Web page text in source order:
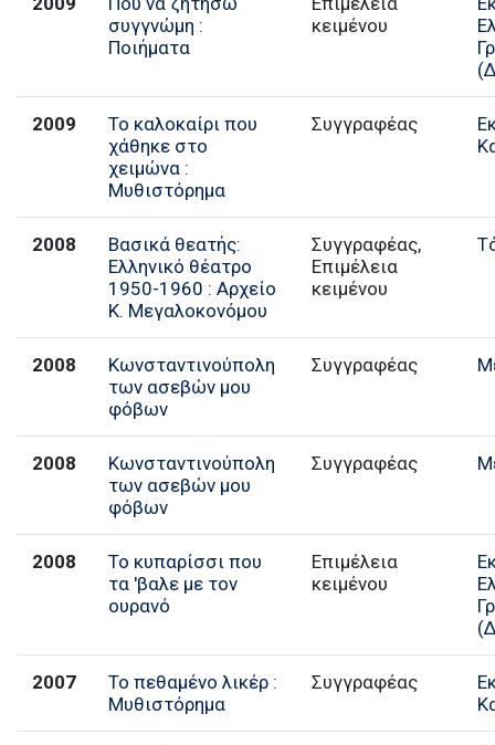
συγγνώμη :
Ποιήματα
κειμένου
2009
Το καλοκαίρι που
χάθηκε στο
χειμώνα :
Μυθιστόρημα
Συγγραφέας
2008
Βασικά θεατής:
Ελληνικό θέατρο
1950-1960 : Αρχείο
Κ. Μεγαλοκονόμου
Συγγραφέας,
Επιμέλεια
κειμένου
2008
Κωνσταντινούπολη
των ασεβών μου
φόβων
Συγγραφέας
2008
Κωνσταντινούπολη
των ασεβών μου
φόβων
Συγγραφέας
2008
Το κυπαρίσσι που
τα 'βαλε με τον
ουρανό
Επιμέλεια
κειμένου
2007
Το πεθαμένο λικέρ :
Μυθιστόρημα
Συγγραφέας